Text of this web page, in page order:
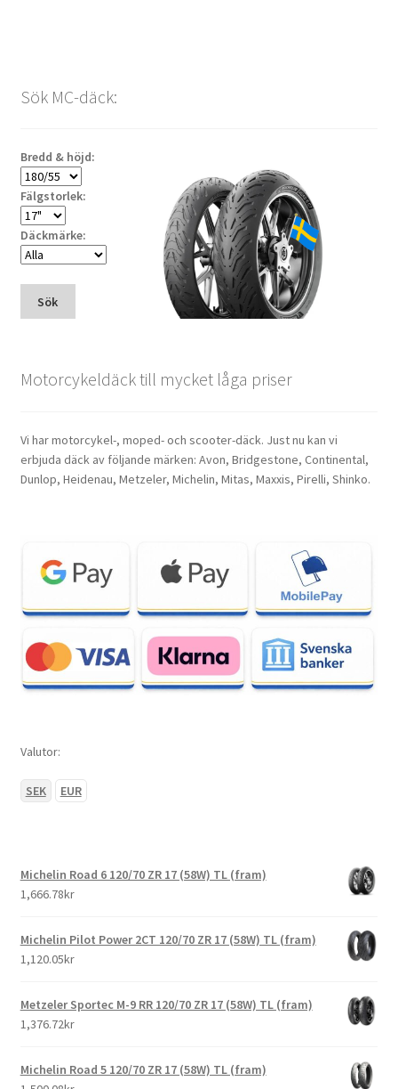
Sök MC-däck:
Bredd & höjd:
Fälgstorlek:
Däckmärke:
Sök
Motorcykeldäck till mycket låga priser
Vi har motorcykel-, moped- och scooter-däck. Just nu kan vi
erbjuda däck av följande märken: Avon, Bridgestone, Continental,
Dunlop, Heidenau, Metzeler, Michelin, Mitas, Maxxis, Pirelli, Shinko.
Valutor:
SEK EUR
Michelin Road 6 120/70 ZR 17 (58W) TL (fram)
1,666.78kr
Michelin Pilot Power 2CT 120/70 ZR 17 (58W) TL (fram)
1,120.05kr
Metzeler Sportec M-9 RR 120/70 ZR 17 (58W) TL (fram)
1,376.72kr
Michelin Road 5 120/70 ZR 17 (58W) TL (fram)